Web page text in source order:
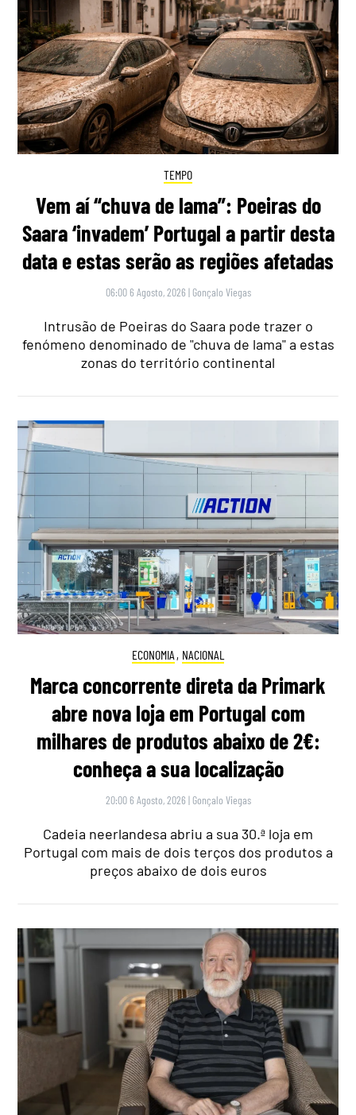
TEMPO
Vem aí “chuva de lama”: Poeiras do
Saara ‘invadem’ Portugal a partir desta
data e estas serão as regiões afetadas
06:00 6 Agosto, 2026 | Gonçalo Viegas
Intrusão de Poeiras do Saara pode trazer o
fenómeno denominado de "chuva de lama" a estas
zonas do território continental
ECONOMIA , NACIONAL
Marca concorrente direta da Primark
abre nova loja em Portugal com
milhares de produtos abaixo de 2€:
conheça a sua localização
20:00 6 Agosto, 2026 | Gonçalo Viegas
Cadeia neerlandesa abriu a sua 30.ª loja em
Portugal com mais de dois terços dos produtos a
preços abaixo de dois euros